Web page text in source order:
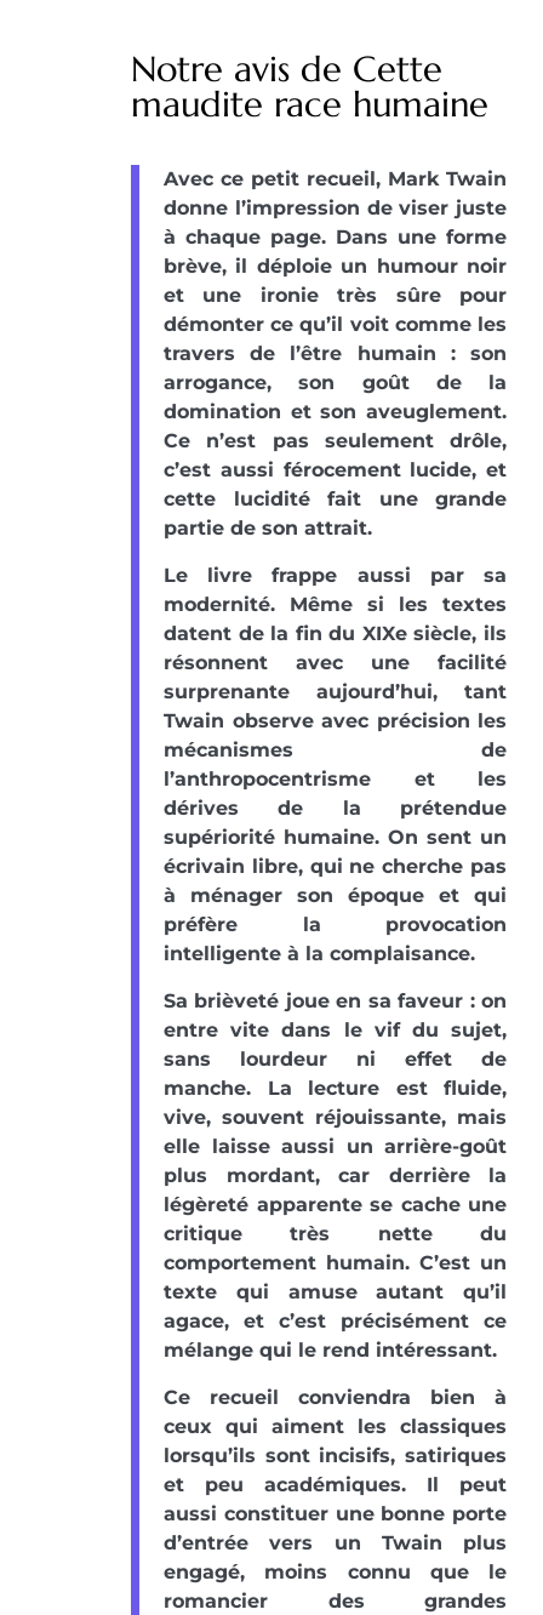
Notre avis de Cette
maudite race humaine
Avec ce petit recueil, Mark Twain
donne l’impression de viser juste
à chaque page. Dans une forme
brève, il déploie un humour noir
et une ironie très sûre pour
démonter ce qu’il voit comme les
travers de l’être humain : son
arrogance, son goût de la
domination et son aveuglement.
Ce n’est pas seulement drôle,
c’est aussi férocement lucide, et
cette lucidité fait une grande
partie de son attrait.
Le livre frappe aussi par sa
modernité. Même si les textes
datent de la fin du XIXe siècle, ils
résonnent avec une facilité
surprenante aujourd’hui, tant
Twain observe avec précision les
mécanismes de
l’anthropocentrisme et les
dérives de la prétendue
supériorité humaine. On sent un
écrivain libre, qui ne cherche pas
à ménager son époque et qui
préfère la provocation
intelligente à la complaisance.
Sa brièveté joue en sa faveur : on
entre vite dans le vif du sujet,
sans lourdeur ni effet de
manche. La lecture est fluide,
vive, souvent réjouissante, mais
elle laisse aussi un arrière-goût
plus mordant, car derrière la
légèreté apparente se cache une
critique très nette du
comportement humain. C’est un
texte qui amuse autant qu’il
agace, et c’est précisément ce
mélange qui le rend intéressant.
Ce recueil conviendra bien à
ceux qui aiment les classiques
lorsqu’ils sont incisifs, satiriques
et peu académiques. Il peut
aussi constituer une bonne porte
d’entrée vers un Twain plus
engagé, moins connu que le
romancier des grandes